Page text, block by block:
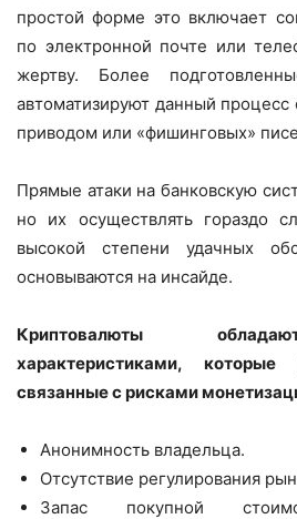
простой форме это включает
по электронной почте или
жертву. Более
автоматизируют данный
приводом или «фишинговых»
Прямые атаки на банковскую
но их осуществлять гораздо
высокой степени удачных
основываются на инсайде.
Криптовалюты
характеристиками,
связанные с рисками
Анонимность владельца.
Отсутствие регулирования
Запас покупной